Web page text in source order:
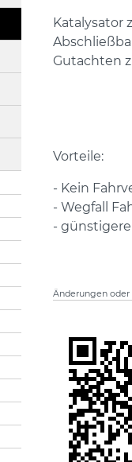
Katalysator
Gutachten
Vorteile:
- Kein
- Wegfall
-
Änderungen oder